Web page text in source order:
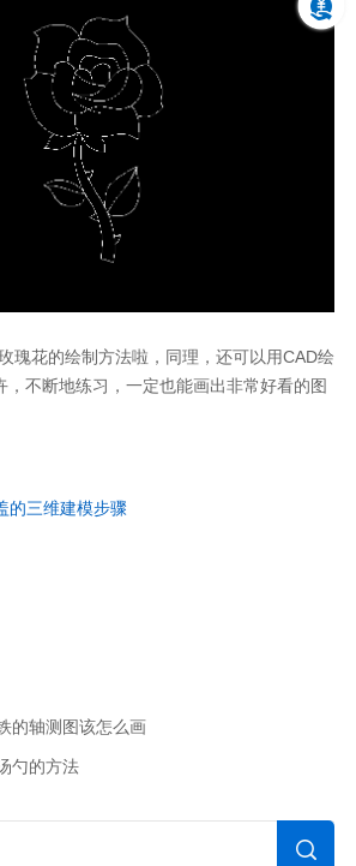
瑰花的绘制方法啦，同理，还可以用CAD绘
，不断地练习，一定也能画出非常好看的图
的三维建模步骤
的轴测图该怎么画
勺的方法